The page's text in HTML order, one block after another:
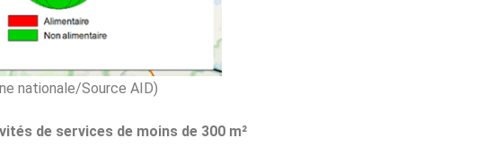
nationale/Source AID)
de services de moins de 300 m²